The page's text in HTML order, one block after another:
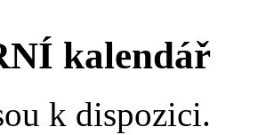
kalendář
k dispozici.